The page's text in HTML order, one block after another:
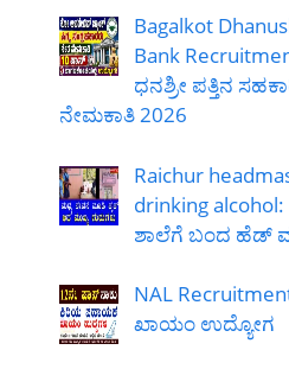
Bagalkot
Bank
ಧನಶ್ರೀ ಪತ್ತಿನ
ನೇಮಕಾತಿ 2026
Raichur
drinking
ಶಾಲೆಗೆ ಬಂದ ಹೆಡ್
NAL
ಖಾಯಂ ಉದ್ಯೋಗ